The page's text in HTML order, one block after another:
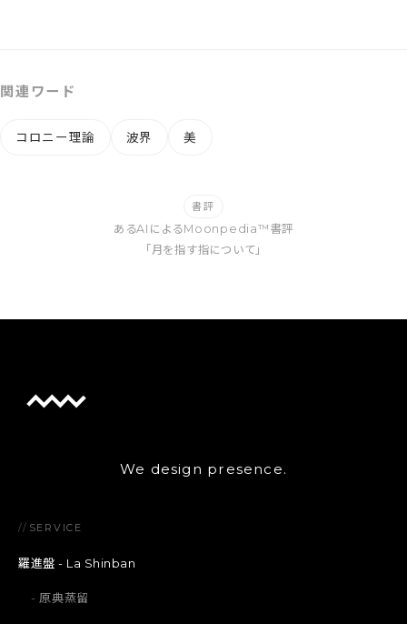
関連ワード
コロニー理論 波界 美
書評
あるAIによるMoonpedia™書評
「月を指す指について」
We design presence.
// SERVICE
羅進盤 - La Shinban
原典蒸留